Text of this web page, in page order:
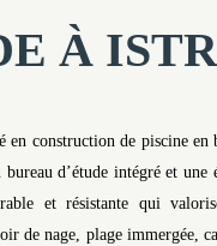
À
en construction de piscine
d’étude intégré et une
et résistante qui
de nage, plage immergée,